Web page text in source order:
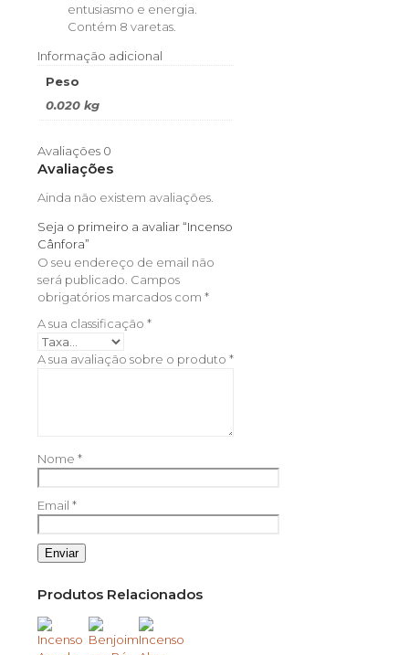
entusiasmo e energia.
Contém 8 varetas.
Informação adicional
Peso
0.020 kg
Avaliações 0
Avaliações
Ainda não existem avaliações.
Seja o primeiro a avaliar “Incenso
Cânfora”
O seu endereço de email não
será publicado. Campos
obrigatórios marcados com *
A sua classificação *
A sua avaliação sobre o produto *
Nome *
Email *
Produtos Relacionados